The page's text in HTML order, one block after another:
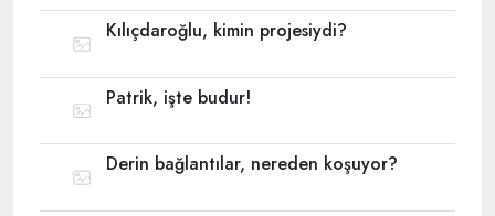
Kılıçdaroğlu, kimin projesiydi?
Patrik, işte budur!
Derin bağlantılar, nereden koşuyor?